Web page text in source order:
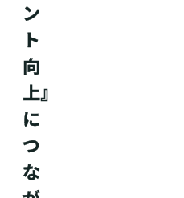
ン
ト
向
上』
に
つ
な